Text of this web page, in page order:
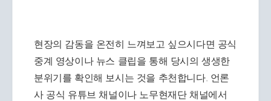
현장의 감동을 온전히 느껴보고 싶으시다면 공식
중계 영상이나 뉴스 클립을 통해 당시의 생생한
분위기를 확인해 보시는 것을 추천합니다. 언론
사 공식 유튜브 채널이나 노무현재단 채널에서